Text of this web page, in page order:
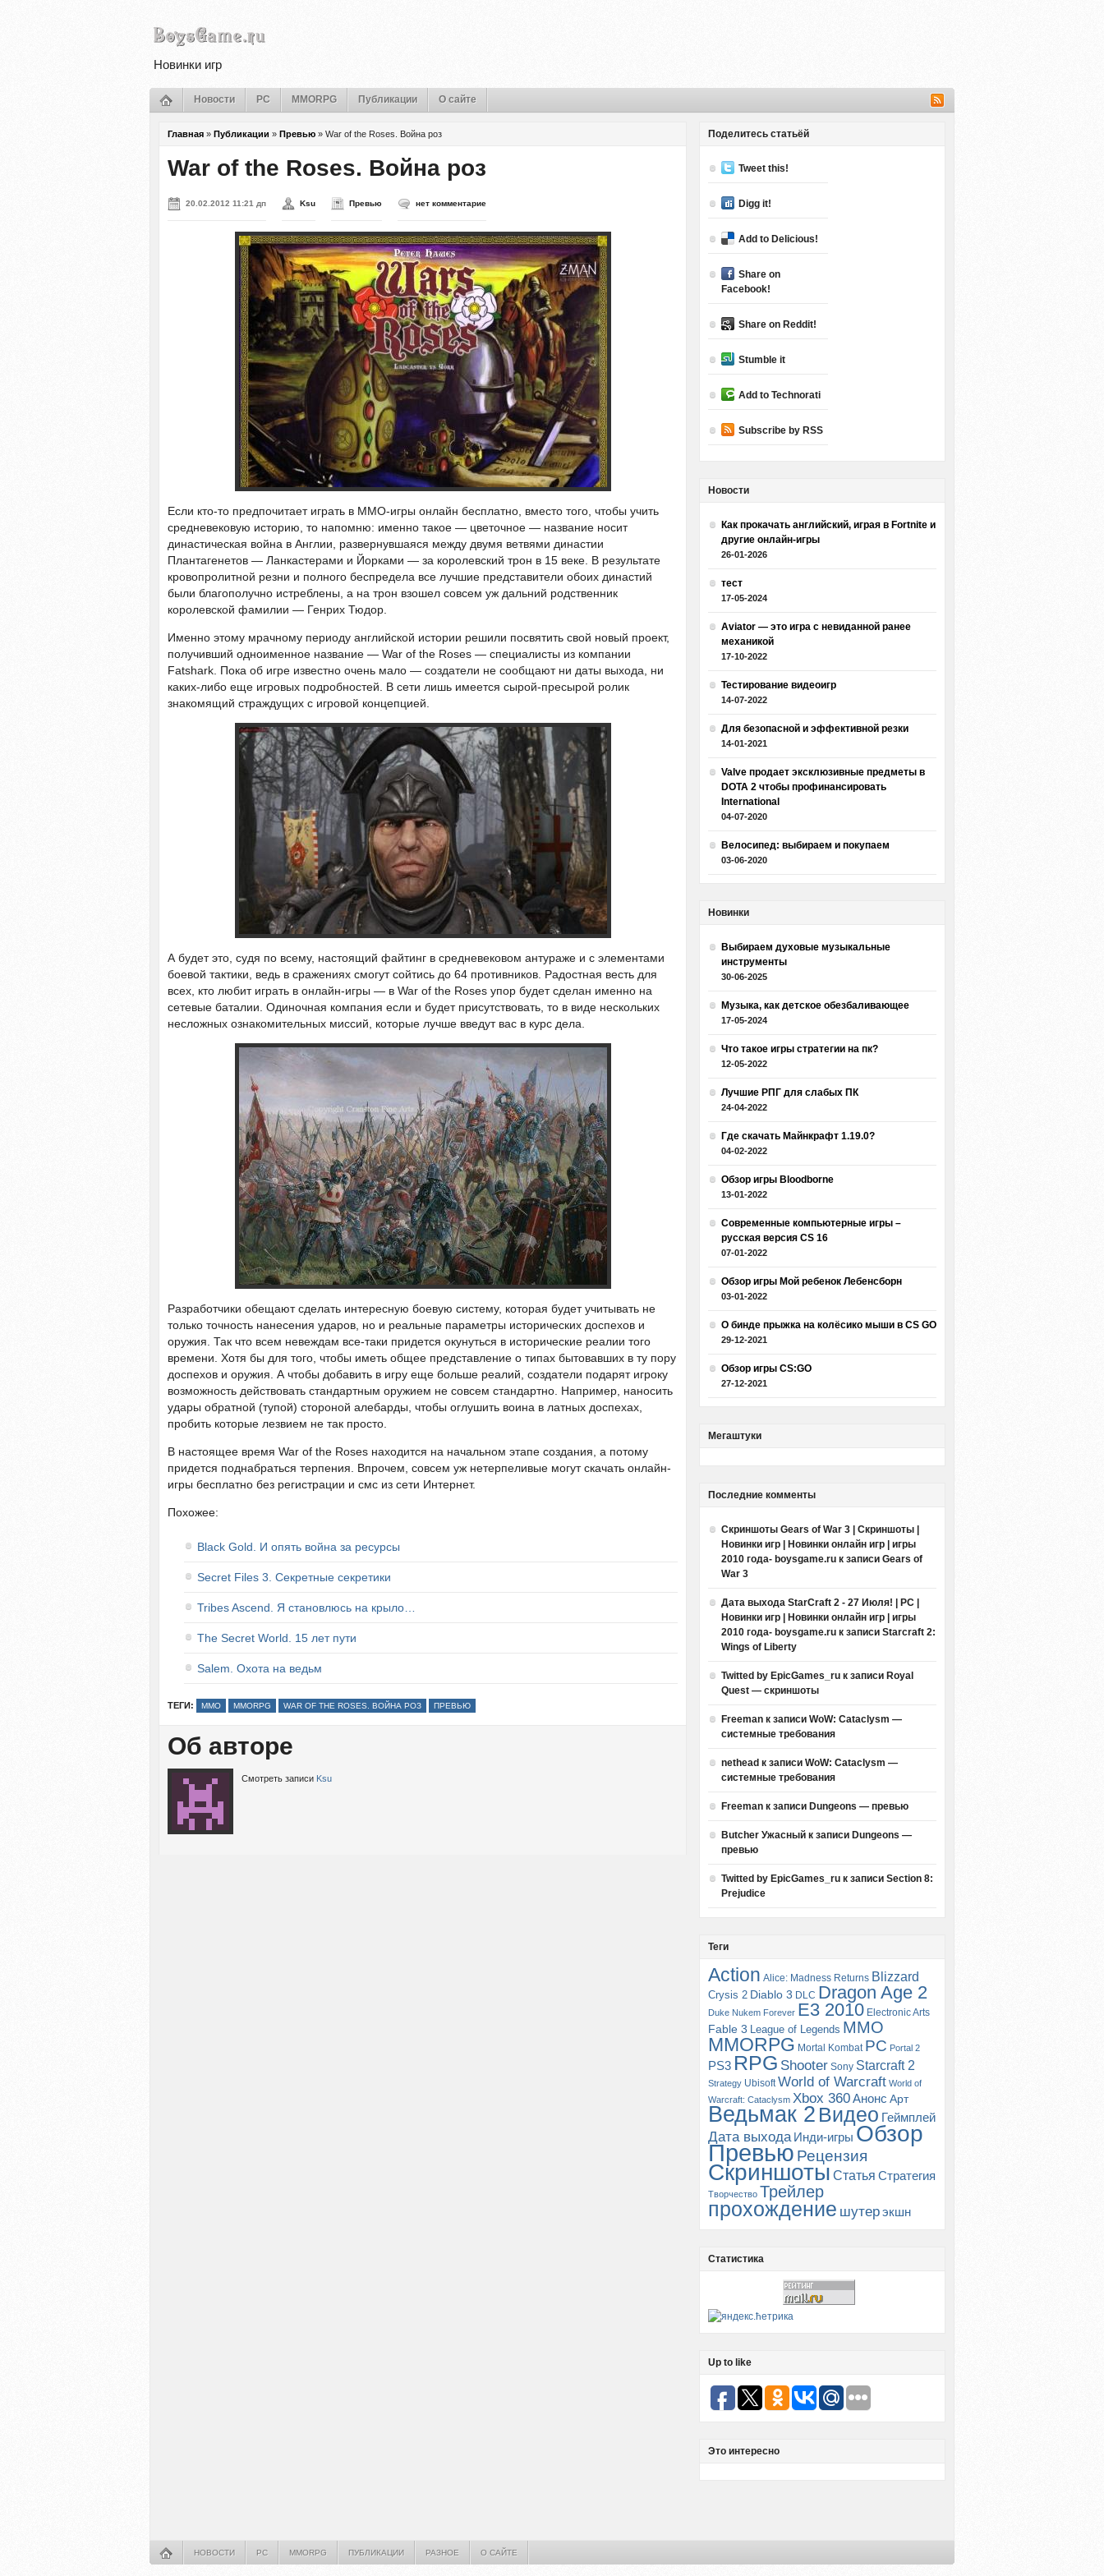
Новинки игр
Новости PC MMORPG Публикации О сайте
Главная » Публикации » Превью » War of the Roses. Война роз
War of the Roses. Война роз
20.02.2012 11:21 дп Ksu Превью нет комментарие
Если кто-то предпочитает играть в ММО-игры онлайн бесплатно, вместо того, чтобы учить
средневековую историю, то напомню: именно такое — цветочное — название носит
династическая война в Англии, развернувшаяся между двумя ветвями династии
Плантагенетов — Ланкастерами и Йорками — за королевский трон в 15 веке. В результате
кровопролитной резни и полного беспредела все лучшие представители обоих династий
были благополучно истреблены, а на трон взошел совсем уж дальний родственник
королевской фамилии — Генрих Тюдор.
Именно этому мрачному периоду английской истории решили посвятить свой новый проект,
получивший одноименное название — War of the Roses — специалисты из компании
Fatshark. Пока об игре известно очень мало — создатели не сообщают ни даты выхода, ни
каких-либо еще игровых подробностей. В сети лишь имеется сырой-пресырой ролик
знакомящий страждущих с игровой концепцией.
А будет это, судя по всему, настоящий файтинг в средневековом антураже и с элементами
боевой тактики, ведь в сражениях смогут сойтись до 64 противников. Радостная весть для
всех, кто любит играть в онлайн-игры — в War of the Roses упор будет сделан именно на
сетевые баталии. Одиночная компания если и будет присутствовать, то в виде нескольких
несложных ознакомительных миссий, которые лучше введут вас в курс дела.
Разработчики обещают сделать интересную боевую систему, которая будет учитывать не
только точность нанесения ударов, но и реальные параметры исторических доспехов и
оружия. Так что всем невеждам все-таки придется окунуться в исторические реалии того
времени. Хотя бы для того, чтобы иметь общее представление о типах бытовавших в ту пору
доспехов и оружия. А чтобы добавить в игру еще больше реалий, создатели подарят игроку
возможность действовать стандартным оружием не совсем стандартно. Например, наносить
удары обратной (тупой) стороной алебарды, чтобы оглушить воина в латных доспехах,
пробить которые лезвием не так просто.
В настоящее время War of the Roses находится на начальном этапе создания, а потому
придется поднабраться терпения. Впрочем, совсем уж нетерпеливые могут скачать онлайн-
игры бесплатно без регистрации и смс из сети Интернет.
Похожее:
Black Gold. И опять война за ресурсы
Secret Files 3. Секретные секретики
Tribes Ascend. Я становлюсь на крыло…
The Secret World. 15 лет пути
Salem. Охота на ведьм
ТЕГИ: MMO MMORPG WAR OF THE ROSES. ВОЙНА РОЗ ПРЕВЬЮ
Об авторе
Смотреть записи Ksu
Поделитесь статьёй
Tweet this!
Digg it!
Add to Delicious!
Share on
Facebook!
Share on Reddit!
Stumble it
Add to Technorati
Subscribe by RSS
Новости
Как прокачать английский, играя в Fortnite и
другие онлайн-игры
26-01-2026
тест
17-05-2024
Aviator — это игра с невиданной ранее
механикой
17-10-2022
Тестирование видеоигр
14-07-2022
Для безопасной и эффективной резки
14-01-2021
Valve продает эксклюзивные предметы в
DOTA 2 чтобы профинансировать
International
04-07-2020
Велосипед: выбираем и покупаем
03-06-2020
Новинки
Выбираем духовые музыкальные
инструменты
30-06-2025
Музыка, как детское обезбаливающее
17-05-2024
Что такое игры стратегии на пк?
12-05-2022
Лучшие РПГ для слабых ПК
24-04-2022
Где скачать Майнкрафт 1.19.0?
04-02-2022
Обзор игры Bloodborne
13-01-2022
Современные компьютерные игры –
русская версия CS 16
07-01-2022
Обзор игры Мой ребенок Лебенсборн
03-01-2022
О бинде прыжка на колёсико мыши в CS GO
29-12-2021
Обзор игры CS:GO
27-12-2021
Мегаштуки
Последние комменты
Скриншоты Gears of War 3 | Скриншоты |
Новинки игр | Новинки онлайн игр | игры
2010 года- boysgame.ru к записи Gears of
War 3
Дата выхода StarCraft 2 - 27 Июля! | PC |
Новинки игр | Новинки онлайн игр | игры
2010 года- boysgame.ru к записи Starcraft 2:
Wings of Liberty
Twitted by EpicGames_ru к записи Royal
Quest — скриншоты
Freeman к записи WoW: Cataclysm —
системные требования
nethead к записи WoW: Cataclysm —
системные требования
Freeman к записи Dungeons — превью
Butcher Ужасный к записи Dungeons —
превью
Twitted by EpicGames_ru к записи Section 8:
Prejudice
Теги
Action Alice: Madness Returns Blizzard
Crysis 2 Diablo 3 DLC Dragon Age 2
Duke Nukem Forever E3 2010 Electronic Arts
Fable 3 League of Legends MMO
MMORPG Mortal Kombat PC Portal 2
PS3 RPG Shooter Sony Starcraft 2
Strategy Ubisoft World of Warcraft World of
Warcraft: Cataclysm Xbox 360Анонс Арт
Ведьмак 2 Видео Геймплей
Дата выхода Инди-игры Обзор
Превью Рецензия
Скриншоты Статья Стратегия
Творчество Трейлер
прохождение шутерэкшн
Статистика
Up to like
Это интересно
НОВОСТИ PC MMORPG ПУБЛИКАЦИИ РАЗНОЕ О САЙТЕ